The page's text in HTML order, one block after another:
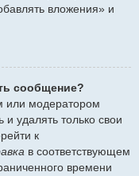
вложения» и
сообщение?
или модератором
удалять только свои
к
в соответствующем
времени